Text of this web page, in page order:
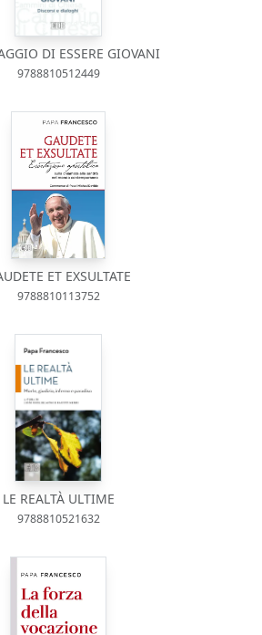
DI ESSERE GIOVANI
9788810512449
ET EXSULTATE
9788810113752
LE REALTÀ ULTIME
9788810521632